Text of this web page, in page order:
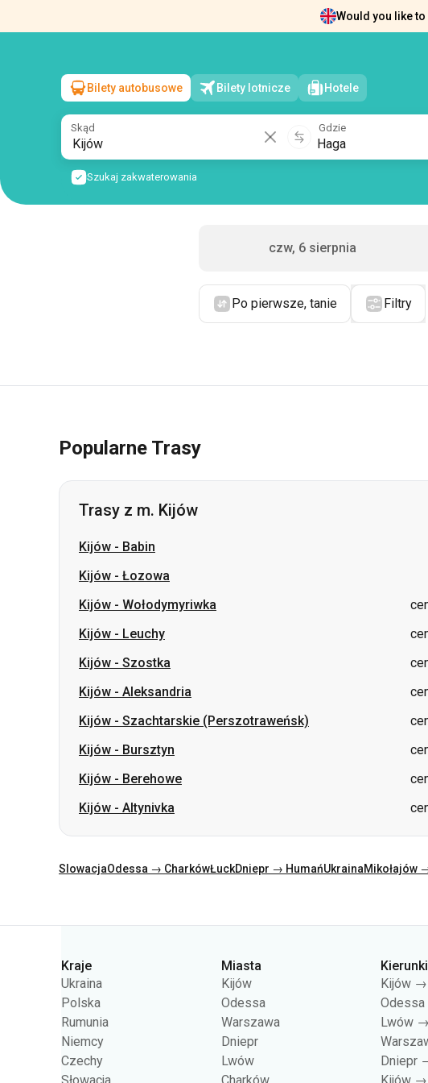
Would you like
Kijów →Haga
pt, 7 sierpnia/1 pasażer
Bilety autobusowe Bilety lotnicze Hotele
Skąd Gdzie
Szukaj zakwaterowania
czw, 6 sierpnia
Po pierwsze, tanie Filtry
Popularne Trasy
Trasy z m. Kijów
Kijów - Babin
Kijów - Łozowa
Kijów - Wołodymyriwka
Kijów - Leuchy
Kijów - Szostka
Kijów - Aleksandria
Kijów - Szachtarskie (Perszotraweńsk)
Kijów - Bursztyn
Kijów - Berehowe
Kijów - Altynivka
SlowacjaOdessa → CharkówŁuckDniepr → HumańUkrainaMikołajów
Kategorie
Kraje
Ukraina
Polska
Rumunia
Niemcy
Czechy
Miasta
Kijów
Odessa
Warszawa
Dniepr
Lwów
Kierunki
Kijów →
Lwów
Dniepr